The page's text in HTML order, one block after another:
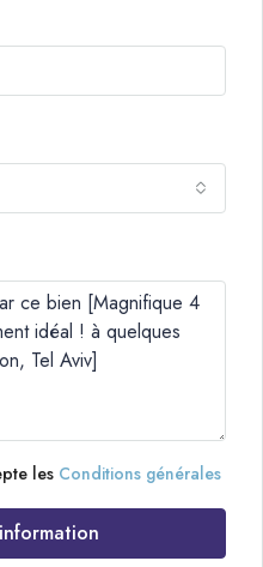
les Conditions générales